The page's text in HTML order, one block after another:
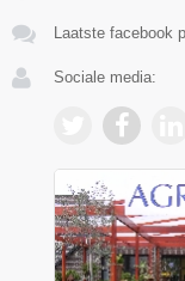
Laatste facebook
Sociale media: